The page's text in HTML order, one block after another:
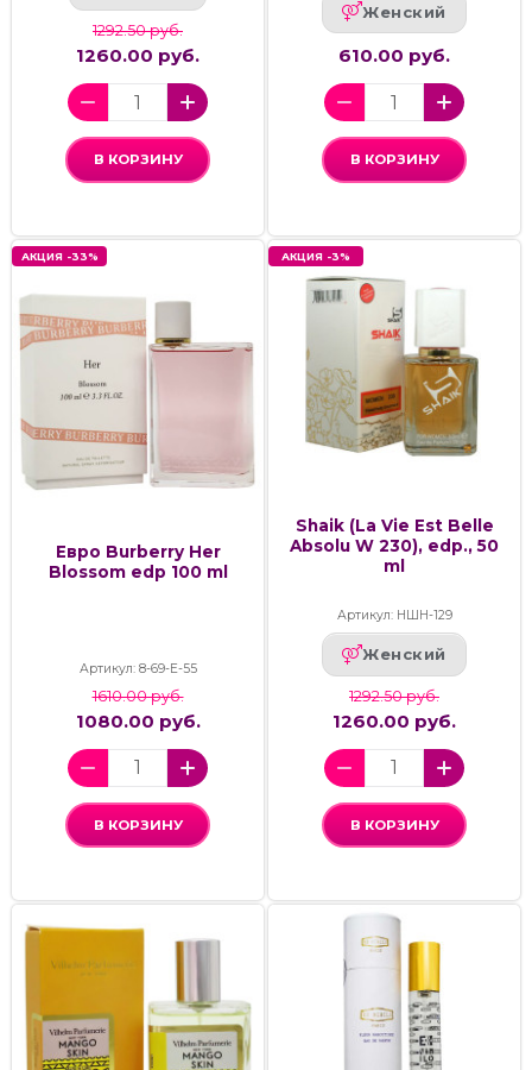
1292.50 руб.
1260.00 руб.
В КОРЗИНУ
Женский
610.00 руб.
В КОРЗИНУ
АКЦИЯ -33%
Евро Burberry Her
Blossom edp 100 ml
Артикул: 8-69-Е-55
1610.00 руб.
1080.00 руб.
В КОРЗИНУ
АКЦИЯ -3%
Shaik (La Vie Est Belle
Absolu W 230), edp., 50
ml
Артикул: НШН-129
Женский
1292.50 руб.
1260.00 руб.
В КОРЗИНУ